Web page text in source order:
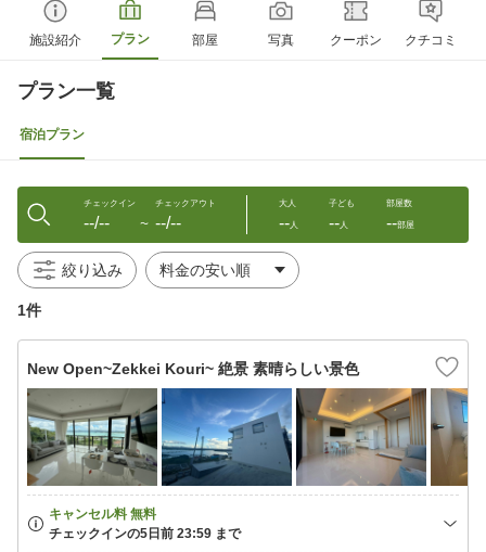
施設紹介 プラン 部屋 写真 クーポン クチコミ
プラン一覧
宿泊プラン
チェックイン
--/-- 〜
チェックアウト
--/--
大人
--人
子ども
--人
部屋数
--部屋
絞り込み
1件
New Open~Zekkei Kouri~ 絶景 素晴らしい景色